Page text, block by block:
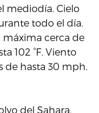
mediodía. Cielo
todo el día.
máxima cerca de
102 °F. Viento
de hasta 30 mph.
del Sahara.